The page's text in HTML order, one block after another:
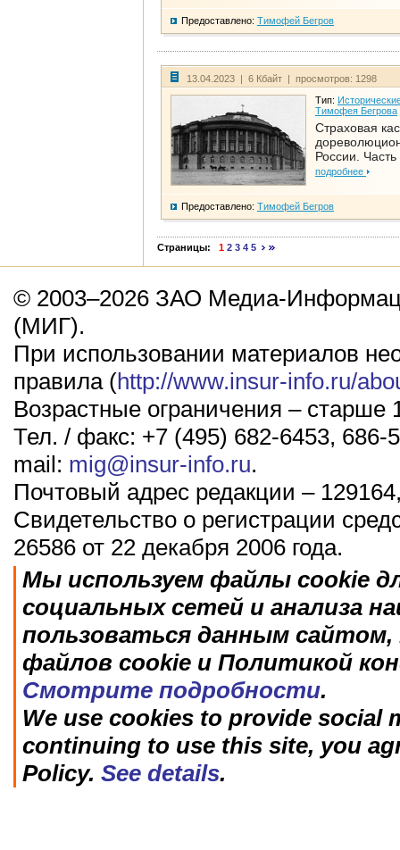
Предоставлено: Тимофей Бегров
13.04.2023 | 6 Кбайт | просмотров: 1298
Тип:
Тимофея Бегрова
Страховая
России. Часть
подробнее
Предоставлено: Тимофей Бегров
Страницы: 1 2 3 4 5
© 2003–2026 ЗАО Медиа-
(МИГ).
При использовании материалов
правила (http://www.insur-info.ru/
Возрастные ограничения – старше
Тел. / факс: +7 (495) 682-6453, 686-
mail: mig@insur-info.ru.
Почтовый адрес редакции –
Свидетельство о регистрации
26586 от 22 декабря 2006 года.
Мы используем файлы cookie
социальных сетей и анализа
пользоваться данным
файлов cookie и Политикой
Смотрите подробности.
We use cookies to provide social
continuing to use this site, you
Policy. See details.